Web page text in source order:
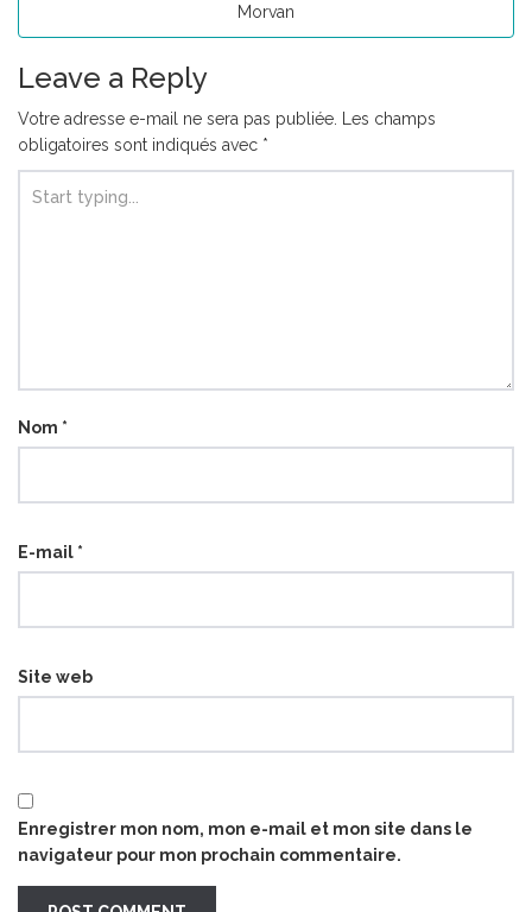
Morvan
Leave a Reply
Votre adresse e-mail ne sera pas publiée.
Les champs
obligatoires sont indiqués avec *
Nom *
E-mail *
Site web
Enregistrer mon nom, mon e-mail et mon site dans le
navigateur pour mon prochain commentaire.